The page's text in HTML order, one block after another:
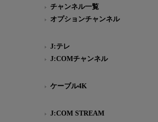
チャンネル一覧
オプションチャンネル
J:テレ
J:COMチャンネル
ケーブル4K
J:COM STREAM